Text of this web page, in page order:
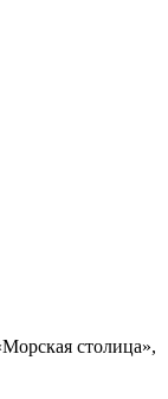
столица»,